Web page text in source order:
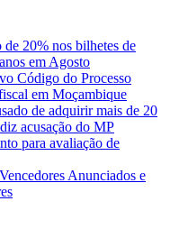
20% nos bilhetes de
em Agosto
Código do Processo
em Moçambique
de adquirir mais de 20
acusação do MP
para avaliação de
Anunciados e